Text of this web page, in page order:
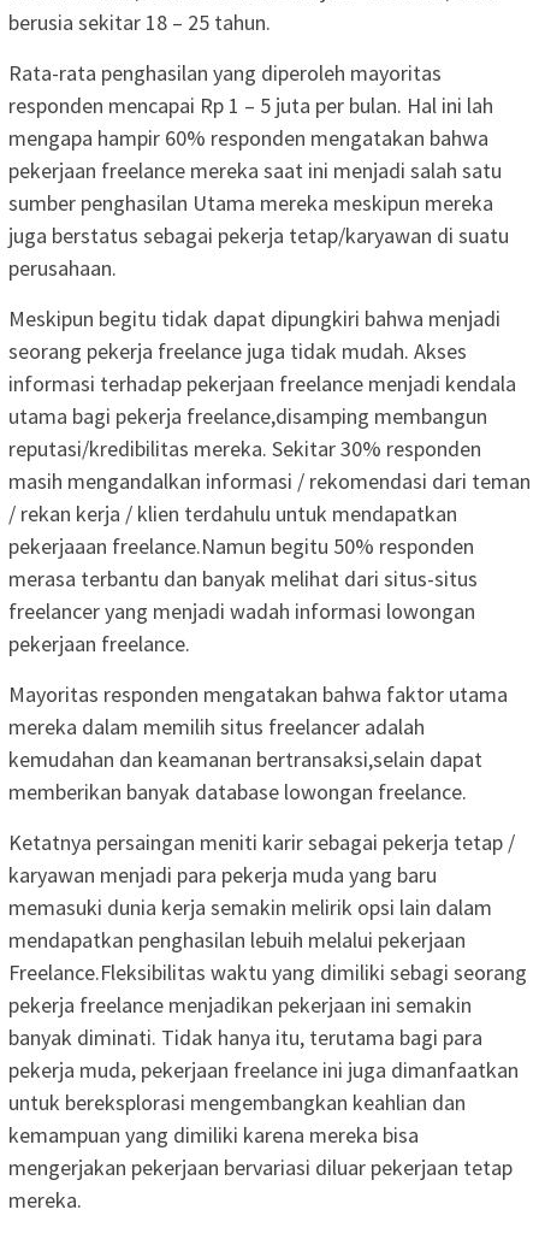
berusia sekitar 18 – 25 tahun.
Rata-rata penghasilan yang diperoleh mayoritas
responden mencapai Rp 1 – 5 juta per bulan. Hal ini lah
mengapa hampir 60% responden mengatakan bahwa
pekerjaan freelance mereka saat ini menjadi salah satu
sumber penghasilan Utama mereka meskipun mereka
juga berstatus sebagai pekerja tetap/karyawan di suatu
perusahaan.
Meskipun begitu tidak dapat dipungkiri bahwa menjadi
seorang pekerja freelance juga tidak mudah. Akses
informasi terhadap pekerjaan freelance menjadi kendala
utama bagi pekerja freelance,disamping membangun
reputasi/kredibilitas mereka. Sekitar 30% responden
masih mengandalkan informasi / rekomendasi dari teman
/ rekan kerja / klien terdahulu untuk mendapatkan
pekerjaaan freelance.Namun begitu 50% responden
merasa terbantu dan banyak melihat dari situs-situs
freelancer yang menjadi wadah informasi lowongan
pekerjaan freelance.
Mayoritas responden mengatakan bahwa faktor utama
mereka dalam memilih situs freelancer adalah
kemudahan dan keamanan bertransaksi,selain dapat
memberikan banyak database lowongan freelance.
Ketatnya persaingan meniti karir sebagai pekerja tetap /
karyawan menjadi para pekerja muda yang baru
memasuki dunia kerja semakin melirik opsi lain dalam
mendapatkan penghasilan lebuih melalui pekerjaan
Freelance.Fleksibilitas waktu yang dimiliki sebagi seorang
pekerja freelance menjadikan pekerjaan ini semakin
banyak diminati. Tidak hanya itu, terutama bagi para
pekerja muda, pekerjaan freelance ini juga dimanfaatkan
untuk bereksplorasi mengembangkan keahlian dan
kemampuan yang dimiliki karena mereka bisa
mengerjakan pekerjaan bervariasi diluar pekerjaan tetap
mereka.